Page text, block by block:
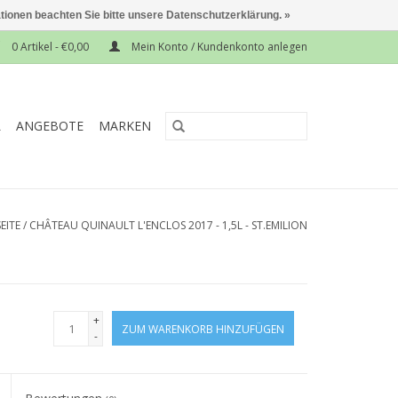
0 Artikel - €0,00 Mein Konto / Kundenkonto anlegen
ANGEBOTE MARKEN
/ CHÂTEAU QUINAULT L'ENCLOS 2017 - 1,5L - ST.EMILION
+
-
ZUM WARENKORB HINZUFÜGEN
beachten Sie bitte unsere Datenschutzerklärung. »